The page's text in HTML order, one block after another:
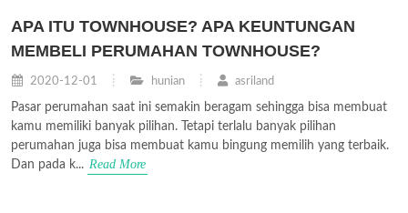
APA ITU TOWNHOUSE? APA KEUNTUNGAN
MEMBELI PERUMAHAN TOWNHOUSE?
2020-12-01 hunian asriland
Pasar perumahan saat ini semakin beragam sehingga bisa membuat
kamu memiliki banyak pilihan. Tetapi terlalu banyak pilihan
perumahan juga bisa membuat kamu bingung memilih yang terbaik.
Dan pada k... Read More